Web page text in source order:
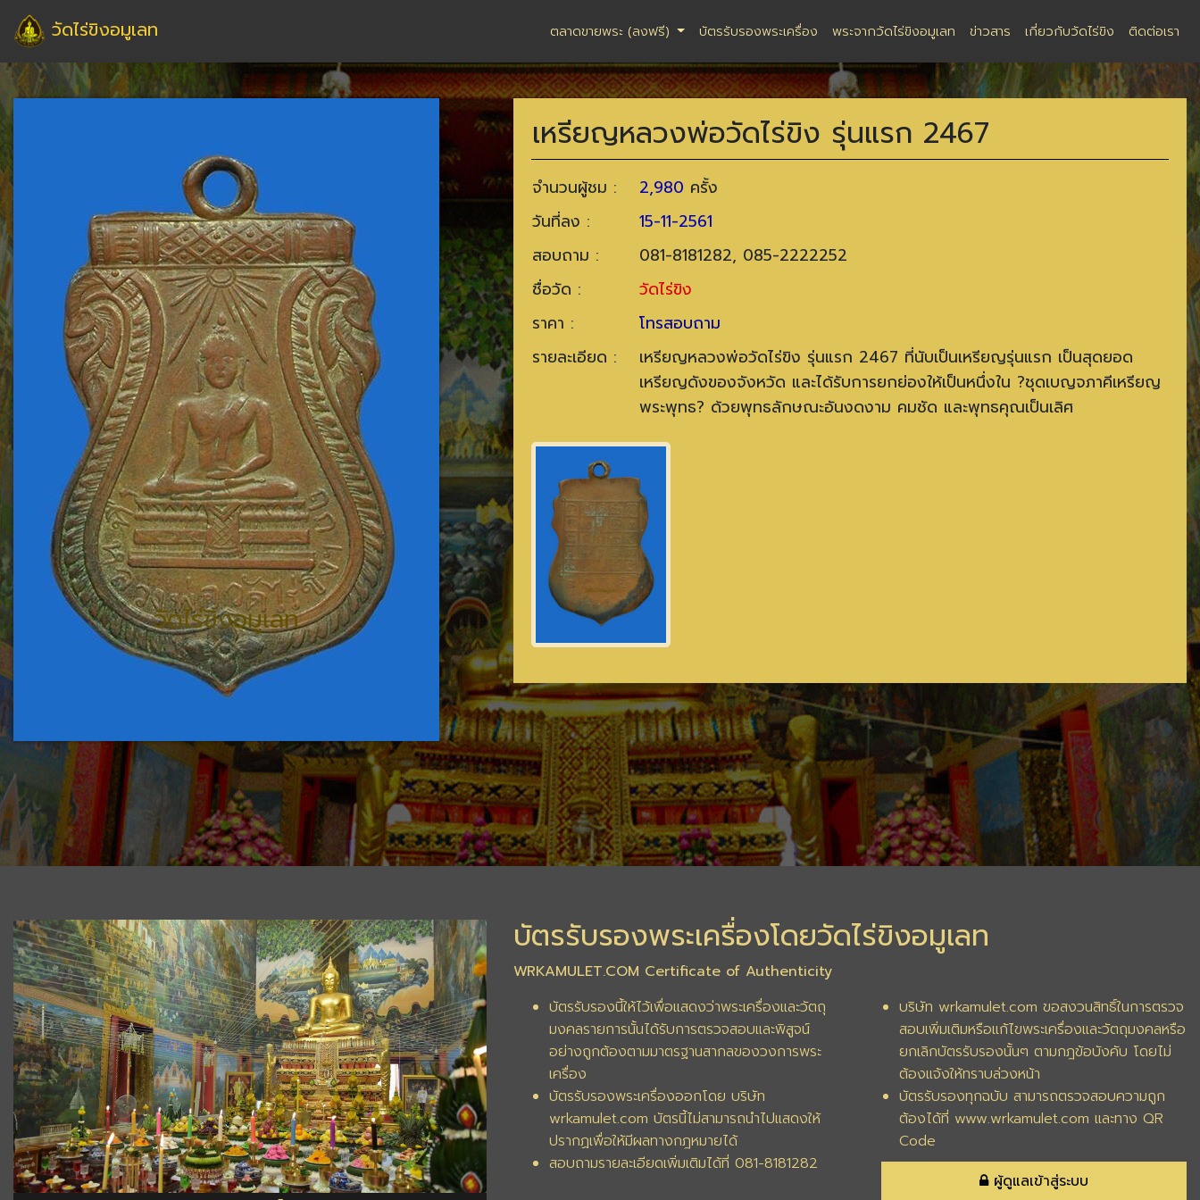
วัดไร่ขิงอมูเลท ตลาดขายพระ (ลงฟรี) บัตรรับรองพระเครื่อง พระจากวัดไร่ขิงอมูเลท ข่าวสาร เกี่ยวกับวัดไร่ขิง ติดต่อเรา
เหรียญหลวงพ่อวัดไร่ขิง รุ่นแรก 2467
จำนวนผู้ชม : 2,980 ครั้ง
วันที่ลง :
15-11-2561
สอบถาม :
081-8181282, 085-2222252
ชื่อวัด :
วัดไร่ขิง
ราคา :
โทรสอบถาม
รายละเอียด :
เหรียญหลวงพ่อวัดไร่ขิง รุ่นแรก 2467 ที่นับเป็นเหรียญรุ่นแรก เป็นสุดยอด
เหรียญดังของจังหวัด และได้รับการยกย่องให้เป็นหนึ่งใน ?ชุดเบญจภาคีเหรียญ
พระพุทธ? ด้วยพุทธลักษณะอันงดงาม คมชัด และพุทธคุณเป็นเลิศ
บัตรรับรองพระเครื่องโดยวัดไร่ขิงอมูเลท
WRKAMULET.COM Certificate of Authenticity
บัตรรับรองนี้ให้ไว้เพื่อแสดงว่าพระเครื่องและวัตถุ
มงคลรายการนั้นได้รับการตรวจสอบและพิสูจน์
อย่างถูกต้องตามมาตรฐานสากลของวงการพระ
เครื่อง
บัตรรับรองพระเครื่องออกโดย บริษัท
wrkamulet.com บัตรนี้ไม่สามารถนำไปแสดงให้
ปรากฏเพื่อให้มีผลทางกฎหมายได้
สอบถามรายละเอียดเพิ่มเติมได้ที่ 081-8181282
บริษัท wrkamulet.com ขอสงวนสิทธิ์ในการตรวจ
สอบเพิ่มเติมหรือแก้ไขพระเครื่องและวัตถุมงคลหรือ
ยกเลิกบัตรรับรองนั้นๆ ตามกฎข้อบังคับ โดยไม่
ต้องแจ้งให้ทราบล่วงหน้า
บัตรรับรองทุกฉบับ สามารถตรวจสอบความถูก
ต้องได้ที่ www.wrkamulet.com และทาง QR
Code
ผู้ดูแลเข้าสู่ระบบ